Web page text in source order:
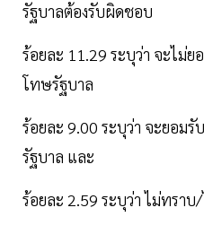
รัฐบาลต้องรับผิดชอบ
ร้อยละ 11.29 ระบุว่า จะไม่ย
โทษรัฐบาล
ร้อยละ 9.00 ระบุว่า จะยอม
รัฐบาล และ
ร้อยละ 2.59 ระบุว่า ไม่ทรา